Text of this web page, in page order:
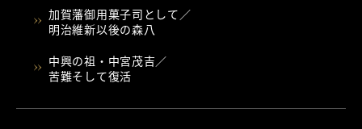
加賀藩御用菓子司として／
明治維新以後の森八
中興の祖・中宮茂吉／
苦難そして復活